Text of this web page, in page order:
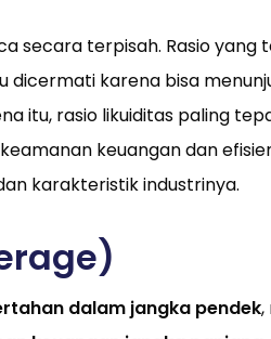
secara terpisah. Rasio yang
dicermati karena bisa
itu, rasio likuiditas paling
keuangan dan
karakteristik industrinya.
dalam jangka pendek,